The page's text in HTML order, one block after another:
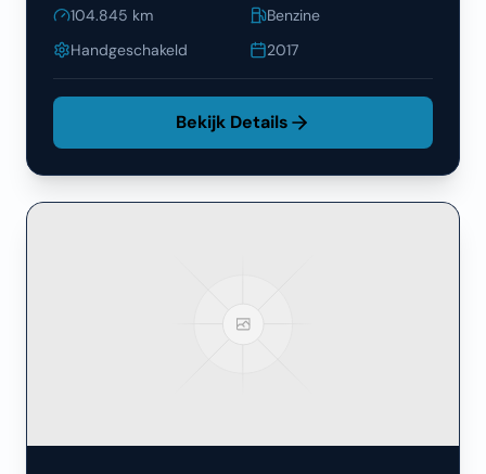
104.845 km
Benzine
Handgeschakeld
2017
Bekijk Details